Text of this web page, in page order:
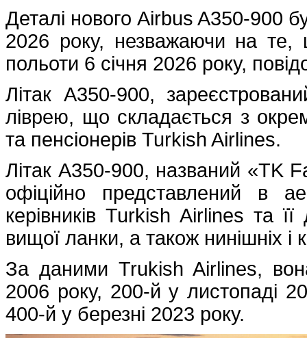
Деталі нового Airbus A350-900
2026 року, незважаючи на те,
польоти 6 січня 2026 року,
Літак A350-900,
ліврею, що складається з
та пенсіонерів Turkish Airlines.
Літак A350-900, названий «TK
офіційно представлений в
керівників Turkish Airlines та її
вищої ланки, а також нинішніх і
За даними Trukish Airlines,
2006 року, 200-й у листопаді
400-й у березні 2023 року.